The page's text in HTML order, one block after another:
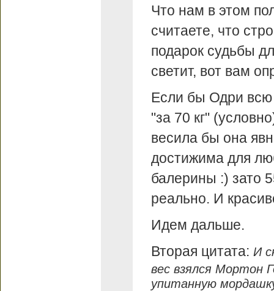
Что нам в этом
считаете, что
подарок судьбы
светит, вот вам
Если бы Одри всю
"за 70 кг"
весила бы она
достижима для
балерины :) зато
реально. И
Идем дальше.
Вторая цитата: И
вес взялся Мортон
упитанную